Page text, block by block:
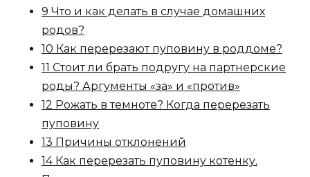
9 Что и как делать в случае домашних
родов?
10 Как перерезают пуповину в роддоме?
11 Стоит ли брать подругу на партнерские
роды? Аргументы «за» и «против»
12 Рожать в темноте? Когда перерезать
пуповину
13 Причины отклонений
14 Как перерезать пуповину котенку.